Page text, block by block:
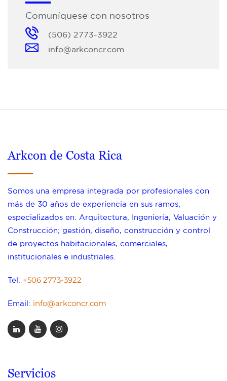
Comuníquese con nosotros
(506) 2773-3922
info@arkconcr.com
Arkcon de Costa Rica
Somos una empresa integrada por profesionales con
más de 30 años de experiencia en sus ramos;
especializados en: Arquitectura, Ingeniería, Valuación y
Construcción; gestión, diseño, construcción y control
de proyectos habitacionales, comerciales,
institucionales e industriales.
Tel: +506 2773-3922
Email: info@arkconcr.com
Servicios